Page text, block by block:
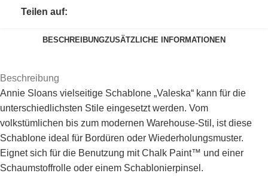
Teilen auf:
BESCHREIBUNGZUSÄTZLICHE INFORMATIONEN
Beschreibung
Annie Sloans vielseitige Schablone „Valeska“ kann für die
unterschiedlichsten Stile eingesetzt werden. Vom
volkstümlichen bis zum modernen Warehouse-Stil, ist diese
Schablone ideal für Bordüren oder Wiederholungsmuster.
Eignet sich für die Benutzung mit Chalk Paint™ und einer
Schaumstoffrolle oder einem Schablonierpinsel.